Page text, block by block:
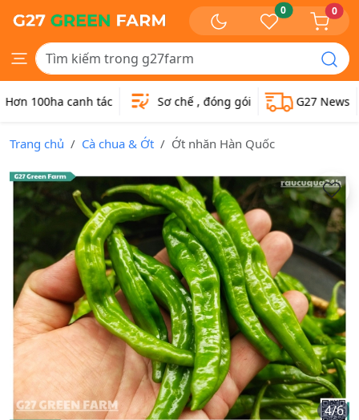
0 0
100ha canh tác Sơ chế , đóng gói G27 News
Trang chủ Cà chua & Ớt Ớt nhăn Hàn Quốc
4/6